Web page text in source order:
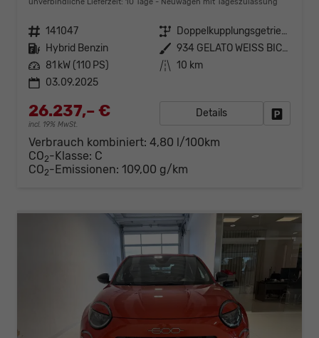
Fahrzeugnr. 141047 Getriebe
Doppelkupplungsgetriebe (DSG)
Kraftstoff Hybrid Benzin Außenfarbe
934 GELATO WEISS BICOLORE
Leistung 81 kW (110 PS) Kilometerstand 10 km
03.09.2025
26.237,– €
incl. 19% MwSt.
Details
Verbrauch kombiniert: 4,80 l/100km
CO2-Klasse: C
CO2-Emissionen: 109,00 g/km